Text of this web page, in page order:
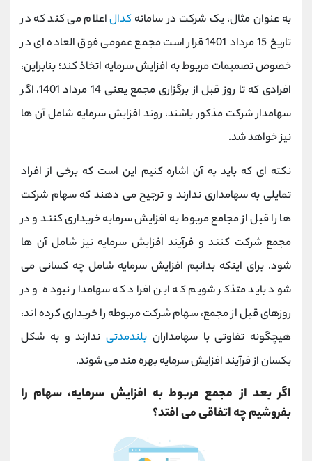
به عنوان مثال، یک شرکت در سامانهکدالاعلام می کند که در
تاریخ 15 مرداد 1401 قرار است مجمع عمومی فوق العاده ای در
خصوص تصمیمات مربوط به افزایش سرمایه اتخاذ کند؛ بنابراین،
افرادی که تا روز قبل از برگزاری مجمع یعنی 14 مرداد 1401، اگر
سهامدار شرکت مذکور باشند، روند افزایش سرمایه شامل آن ها
نیز خواهد شد.
نکته ای که باید به آن اشاره کنیم این است که برخی از افراد
تمایلی به سهامداری ندارند و ترجیح می دهند که سهام شرکت
ها را قبل از مجامع مربوط به افزایش سرمایه خریداری کنند و در
مجمع شرکت کنند و فرآیند افزایش سرمایه نیز شامل آن ها
شود. برای اینکه بدانیم افزایش سرمایه شامل چه کسانی می
شود باید متذکر شویم که این افراد که سهامدار نبوده و در
روزهای قبل از مجمع، سهام شرکت مربوطه را خریداری کرده اند،
هیچگونه تفاوتی با سهامداران بلندمدتی ندارند و به شکل
یکسان از فرآیند افزایش سرمایه بهره مند می شوند.
اگر بعد از مجمع مربوط به افزایش سرمایه، سهام را
بفروشیم چه اتفاقی می افتد؟